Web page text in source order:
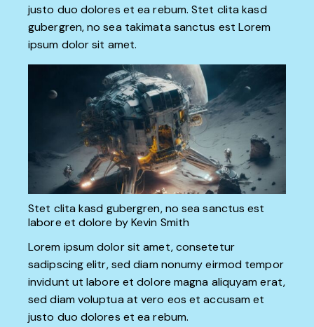
justo duo dolores et ea rebum. Stet clita kasd
gubergren, no sea takimata sanctus est Lorem
ipsum dolor sit amet.
Stet clita kasd gubergren, no sea sanctus est
labore et dolore byKevin Smith
Lorem ipsum dolor sit amet, consetetur
sadipscing elitr, sed diam nonumy eirmod tempor
invidunt ut labore et dolore magna aliquyam erat,
sed diam voluptua at vero eos et accusam et
justo duo dolores et ea rebum.